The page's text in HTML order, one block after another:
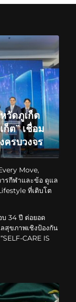
วัดภูเก็ต
ก็ต” เชื่อม
ครบวงจร
Move,
รกีฬาและข้อ ดูแล
ที่เติบโต
บ 34 ปี ต่อยอด
สุขภาพเชิงป้องกัน
CARE IS